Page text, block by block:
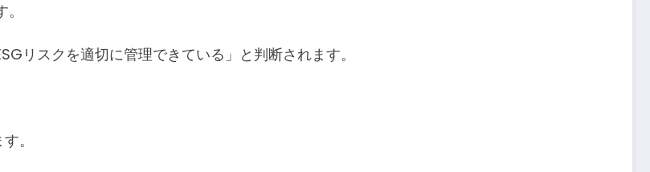
リスクを適切に管理できている」と判断されます。
。